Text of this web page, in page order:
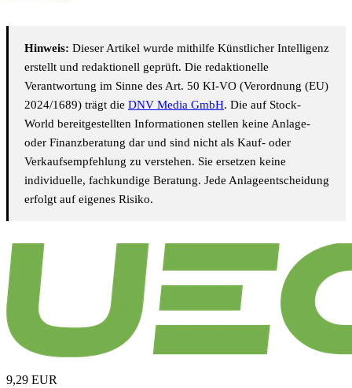
Hinweis: Dieser Artikel wurde mithilfe Künstlicher Intelligenz
erstellt und redaktionell geprüft. Die redaktionelle
Verantwortung im Sinne des Art. 50 KI-VO (Verordnung (EU)
2024/1689) trägt die DNV Media GmbH. Die auf Stock-
World bereitgestellten Informationen stellen keine Anlage-
oder Finanzberatung dar und sind nicht als Kauf- oder
Verkaufsempfehlung zu verstehen. Sie ersetzen keine
individuelle, fachkundige Beratung. Jede Anlageentscheidung
erfolgt auf eigenes Risiko.
9,29 EUR